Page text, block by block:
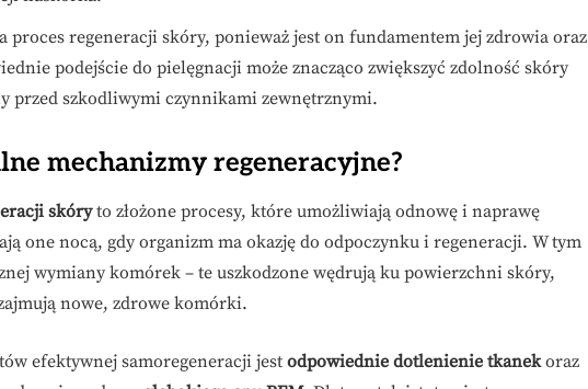
proces regeneracji skóry, ponieważ jest on fundamentem jej zdrowia oraz
podejście do pielęgnacji może znacząco zwiększyć zdolność skóry
przed szkodliwymi czynnikami zewnętrznymi.
mechanizmy regeneracyjne?
skóryto złożone procesy, które umożliwiają odnowę i naprawę
one nocą, gdy organizm ma okazję do odpoczynku i regeneracji. W tym
wymiany komórek – te uszkodzone wędrują ku powierzchni skóry,
nowe, zdrowe komórki.
efektywnej samoregeneracji jestodpowiednie dotlenienie tkanekoraz